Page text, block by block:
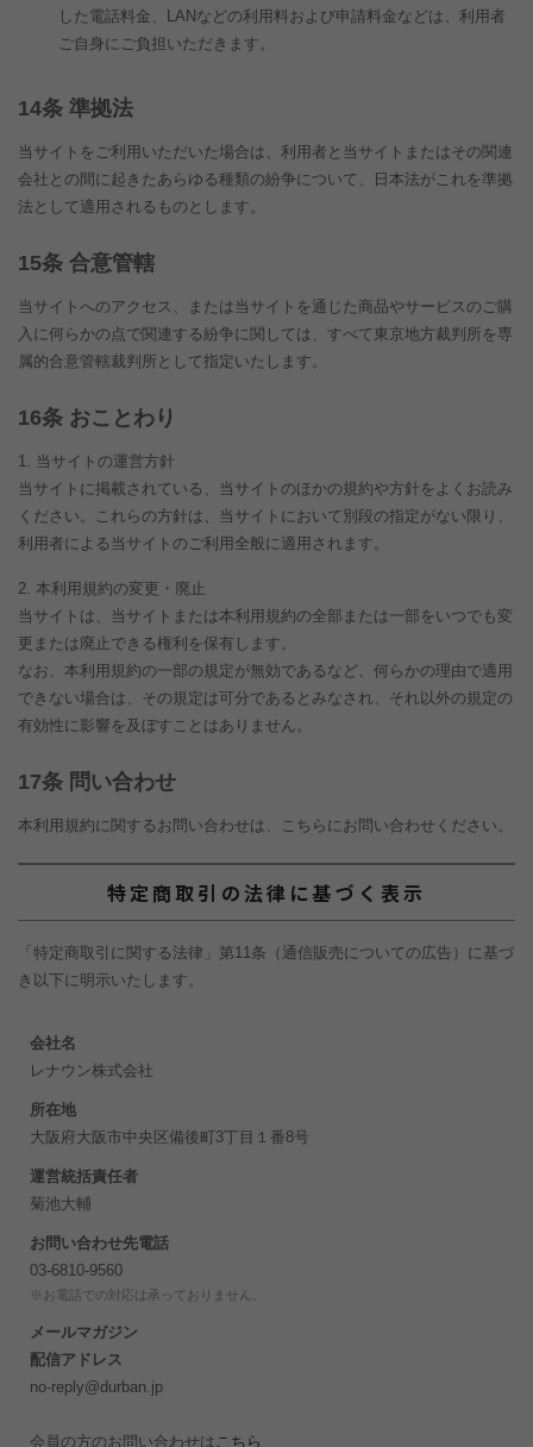
した電話料金、LANなどの利用料および申請料金などは、利用者
ご自身にご負担いただきます。
条 準拠法
当サイトをご利用いただいた場合は、利用者と当サイトまたはその関連
会社との間に起きたあらゆる種類の紛争について、日本法がこれを準拠
法として適用されるものとします。
条 合意管轄
当サイトへのアクセス、または当サイトを通じた商品やサービスのご購
入に何らかの点で関連する紛争に関しては、すべて東京地方裁判所を専
属的合意管轄裁判所として指定いたします。
条 おことわり
当サイトの運営方針
当サイトに掲載されている、当サイトのほかの規約や方針をよくお読み
ください。これらの方針は、当サイトにおいて別段の指定がない限り、
利用者による当サイトのご利用全般に適用されます。
本利用規約の変更・廃止
当サイトは、当サイトまたは本利用規約の全部または一部をいつでも変
更または廃止できる権利を保有します。
なお、本利用規約の一部の規定が無効であるなど、何らかの理由で適用
できない場合は、その規定は可分であるとみなされ、それ以外の規定の
有効性に影響を及ぼすことはありません。
条 問い合わせ
本利用規約に関するお問い合わせは、こちらにお問い合わせください。
特定商取引の法律に基づく表示
「特定商取引に関する法律」第11条（通信販売についての広告）に基づ
き以下に明示いたします。
会社名
レナウン株式会社
所在地
大阪府大阪市中央区備後町3丁目１番8号
運営統括責任者
菊池大輔
お問い合わせ先電話
03-6810-9560
※お電話での対応は承っておりません。
メールマガジン
配信アドレス
no-reply@durban.jp
会員の方のお問い合わせは こちら